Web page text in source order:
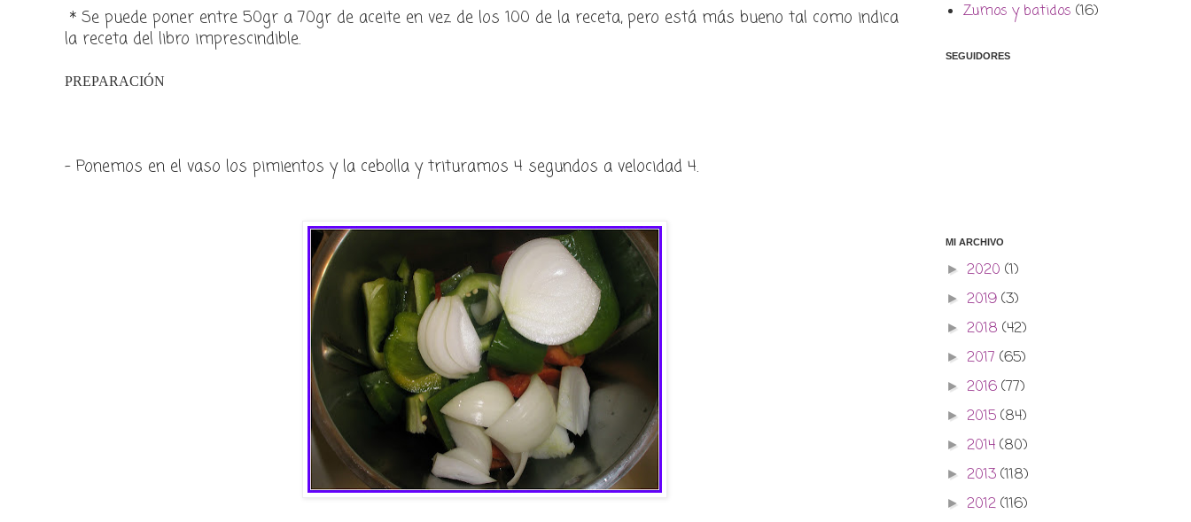
* Se puede poner entre 50gr a 70gr de aceite en vez de los 100 de la receta, pero está más bueno tal como indica
la receta del libro imprescindible.
PREPARACIÓN
- Ponemos en el vaso los pimientos y la cebolla y trituramos 4 segundos a velocidad 4.
Zumos y batidos (16)
SEGUIDORES
MI ARCHIVO
► 2020 (1)
► 2019 (3)
► 2018 (42)
► 2017 (65)
► 2016 (77)
► 2015 (84)
► 2014 (80)
► 2013 (118)
► 2012 (116)